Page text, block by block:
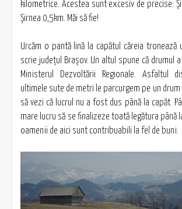
kilometrice. Acestea sunt excesiv de precise:
Șirnea 0,5km. Măi să fie!
Urcăm o pantă lină la capătul căreia tronează
scrie judeţul Braşov. Un altul spune că drumul
Ministerul Dezvoltării Regionale. Asfaltul
ultimele sute de metri le parcurgem pe un
să vezi că lucrul nu a fost dus până la capăt.
mare lucru să se finalizeze toată legătura până
oamenii de aici sunt contribuabili la fel de buni.